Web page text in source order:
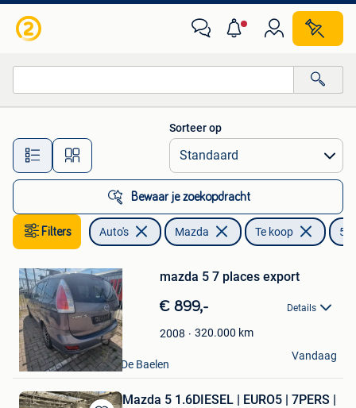
Alle afstanden…
Sorteer op
Bewaar je zoekopdracht
Filters Auto's Mazda Te koop 5
in
Mijn
Favorieten
mazda 5 7 places export
€ 899,- Details
2008 320.000 km
jason
Welkenraedt+ Partie De Baelen
Vandaag
Mazda 5 1.6DIESEL | EURO5 | 7PERS |